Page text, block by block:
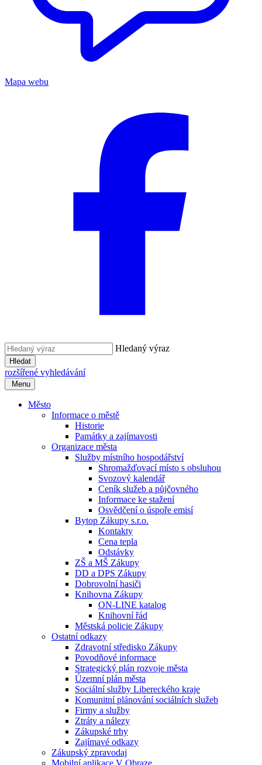
Mapa webu
Hledaný výraz
Hledat
rozšířené vyhledávání
Menu
Město
Informace o městě
Historie
Památky a zajímavosti
Organizace města
Služby místního hospodářství
Shromažďovací místo s obsluhou
Svozový kalendář
Ceník služeb a půjčovného
Informace ke stažení
Osvědčení o úspoře emisí
Bytop Zákupy s.r.o.
Kontakty
Cena tepla
Odstávky
ZŠ a MŠ Zákupy
DD a DPS Zákupy
Dobrovolní hasiči
Knihovna Zákupy
ON-LINE katalog
Knihovní řád
Městská policie Zákupy
Ostatní odkazy
Zdravotní středisko Zákupy
Povodňové informace
Strategický plán rozvoje města
Územní plán města
Sociální služby Libereckého kraje
Komunitní plánování sociálních služeb
Firmy a služby
Ztráty a nálezy
Zákupské trhy
Zajímavé odkazy
Zákupský zpravodaj
Mobilní aplikace V Obraze